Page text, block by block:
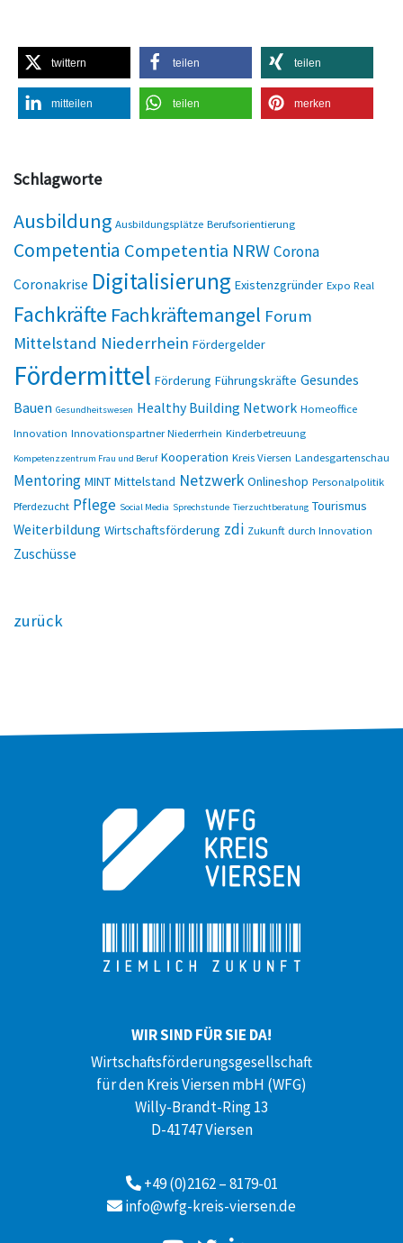
twittern teilen teilen
mitteilen teilen merken
Schlagworte
Ausbildung Ausbildungsplätze Berufsorientierung
Competentia Competentia NRWCorona
Coronakrise Digitalisierung Existenzgründer Expo Real
Fachkräfte Fachkräftemangel Forum
Mittelstand Niederrhein Fördergelder
Fördermittel Förderung Führungskräfte Gesundes
Bauen Gesundheitswesen Healthy Building Network Homeoffice
Innovation Innovationspartner Niederrhein Kinderbetreuung
Kompetenzzentrum Frau und Beruf Kooperation Kreis Viersen Landesgartenschau
Mentoring MINT Mittelstand Netzwerk Onlineshop Personalpolitik
Pferdezucht Pflege Social Media Sprechstunde Tierzuchtberatung Tourismus
Weiterbildung Wirtschaftsförderung zdi Zukunft durch Innovation
Zuschüsse
zurück
WIR SIND FÜR SIE DA!
Wirtschaftsförderungsgesellschaft
für den Kreis Viersen mbH (WFG)
Willy-Brandt-Ring 13
D-41747 Viersen
+49 (0)2162 – 8179-01
info@wfg-kreis-viersen.de